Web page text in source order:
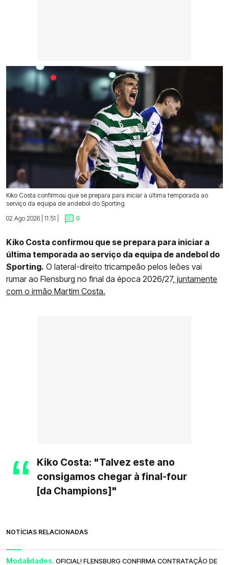
Kiko Costa confirmou que se prepara para iniciar a última temporada ao
serviço da equipa de andebol do Sporting
02 Ago 2026 | 11:51 |
0
Kiko Costa confirmou que se prepara para iniciar a
última temporada ao serviço da equipa de andebol do
Sporting. O lateral-direito tricampeão pelos leões vai
rumar ao Flensburg no final da época 2026/27, juntamente
com o irmão Martim Costa.
Kiko Costa: "Talvez este ano
consigamos chegar à final-four
[da Champions]"
NOTÍCIAS RELACIONADAS
Modalidades. OFICIAL! FLENSBURG CONFIRMA CONTRATAÇÃO DE